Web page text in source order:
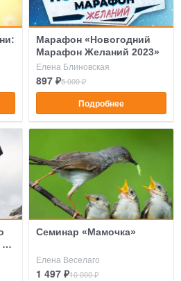
Марафон «Новогодний
Марафон Желаний 2023»
Елена Блиновская
897 ₽5 000 ₽
Подробнее
Семинар «Мамочка»
Елена Веселаго
1 497 ₽10 000 ₽